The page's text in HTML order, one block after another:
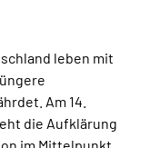
leben mit
Am 14.
die Aufklärung